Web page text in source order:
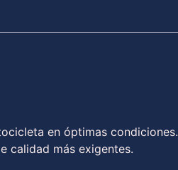
en óptimas condiciones.
calidad más exigentes.